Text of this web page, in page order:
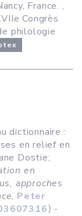
France. ,
Congrès
philologie
dictionnaire :
en relief en
Dostie;
en
approches
, Peter
-